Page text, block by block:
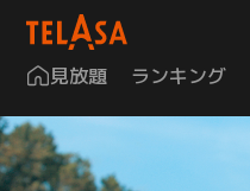
見放題 ランキング